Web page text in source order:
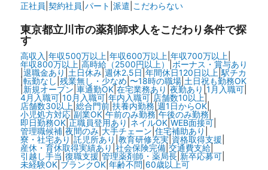
正社員 契約社員 パート 派遣 こだわらない
東京都立川市の薬剤師求人をこだわり条件で探
す
高収入 年収500万以上 年収600万以上 年収700万以上
年収800万以上 高時給（2500円以上）| ボーナス・賞与あり
退職金あり 土日休み| 週休2.5日 年間休日120日以上 駅チカ
|転勤なし 残業無し・少なめ 〜18時の職場| 土日祝も勤務OK
|新規オープン 車通勤OK|在宅業務あり 夜勤あり 1月入職可|
4月入職可| 10月入職可| 年内入職可| 店舗数10以上|
店舗数30以上 総合門前| 扶養内勤務 週1日からOK|
小児処方対応| 副業OK| 午前のみ勤務| 午後のみ勤務|
即日勤務OK| 正職員登用あり ネイルOK| WEB面接可|
管理職候補| 夜間のみ| 大手チェーン 住宅補助あり
寮・社宅あり 託児所あり 教育研修充実| 資格取得支援
産休・育休取得実績あり 社会保険完備| 交通費支給|
引越し手当 復職支援 |管理薬剤師・薬局長| 新卒応募可|
未経験OK| ブランクOK| 年齢不問 60歳以上可